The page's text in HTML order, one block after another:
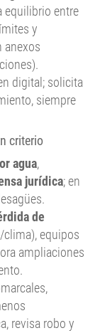
equilibrio entre
y
anexos
digital; solicita
siempre
criterio
agua,
jurídica; en
de
clima), equipos
ampliaciones
revisa robo y